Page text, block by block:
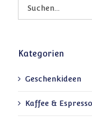
Kategorien
Geschenkideen
Kaffee & Espresso